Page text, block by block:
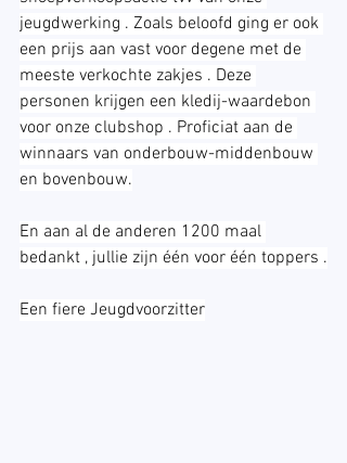
jeugdwerking . Zoals beloofd ging er ook
een prijs aan vast voor degene met de
meeste verkochte zakjes . Deze
personen krijgen een kledij-waardebon
voor onze clubshop . Proficiat aan de
winnaars van onderbouw-middenbouw
en bovenbouw.
En aan al de anderen 1200 maal
bedankt , jullie zijn één voor één toppers .
Een fiere Jeugdvoorzitter